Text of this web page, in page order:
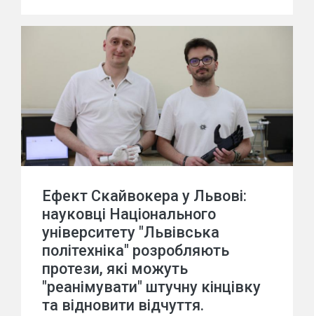
Ефект Скайвокера у Львові:
науковці Національного
університету "Львівська
політехніка" розробляють
протези, які можуть
"реанімувати" штучну кінцівку
та відновити відчуття.